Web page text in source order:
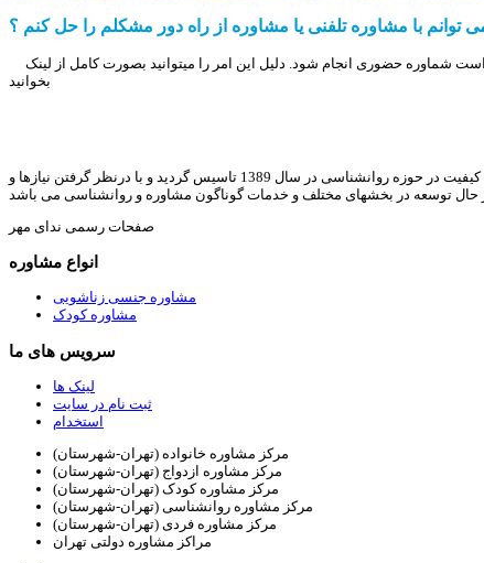
می توانم با مشاوره تلفنی یا مشاوره از راه دور مشکلم را حل کنم ؟
شماوره حضوری انجام شود. دلیل این امر را میتوانید بصورت کامل از لینک
بخوانید
ندای مهر با هدف ارائه خدمات مشاوره خانواده, روانشناسی, رواندرمانی, روانشناسی کودک, مشاوره ازدواج, مشاوره طلاق, مشاوره آنلاین, و ارائه مقالات و متون با کیفیت در حوزه روانشناسی در سال 1389 تاسیس گردید و با درنظر گرفتن نیازها و
حال توسعه در بخشهای مختلف و خدمات گوناگون مشاوره و روانشناسی می باشد
صفحات رسمی ندای مهر
انواع مشاوره
مشاوره جنسی زناشویی
مشاوره کودک
سرویس های ما
لینک ها
ثبت نام در سایت
استخدام
مرکز مشاوره خانواده (تهران-شهرستان)
مرکز مشاوره ازدواج (تهران-شهرستان)
مرکز مشاوره کودک (تهران-شهرستان)
مرکز مشاوره روانشناسی (تهران-شهرستان)
مرکز مشاوره فردی (تهران-شهرستان)
مراکز مشاوره دولتی تهران